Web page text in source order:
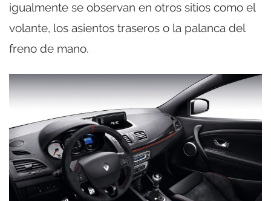
igualmente se observan en otros sitios como el
volante, los asientos traseros o la palanca del
freno de mano.